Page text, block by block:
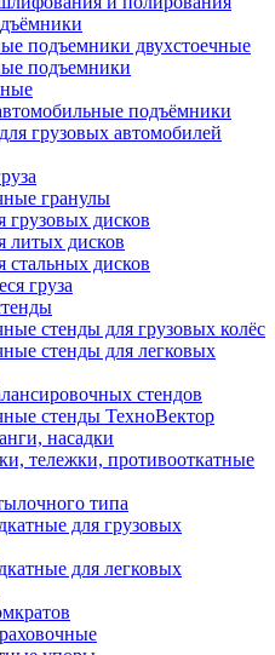
подъемники двухстоечные
подъемники
подъёмники
грузовых автомобилей
гранулы
дисков
литых дисков
дисков
груза
стенды для грузовых колёс
стенды для легковых
стендов
стенды ТехноВектор
насадки
тележки, противооткатные
типа
для грузовых
для легковых